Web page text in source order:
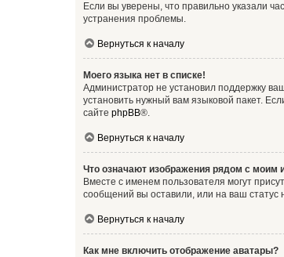
Если вы уверены, что правильно указали
устранения проблемы.
Вернуться к началу
Моего языка нет в списке!
Администратор не установил поддержку
установить нужный вам языковой пакет.
сайте phpBB®.
Вернуться к началу
Что означают изображения рядом с моим
Вместе с именем пользователя могут
сообщений вы оставили, или на ваш статус
Вернуться к началу
Как мне включить отображение аватары?